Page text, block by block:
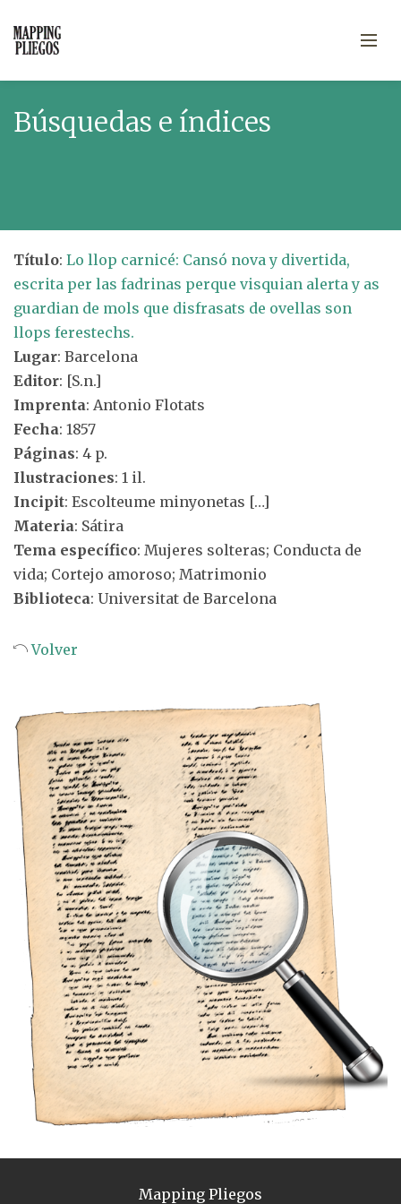
Búsquedas e índices
Título: Lo llop carnicé: Cansó nova y divertida,
escrita per las fadrinas perque visquian alerta y as
guardian de mols que disfrasats de ovellas son
llops ferestechs.
Lugar: Barcelona
Editor: [S.n.]
Imprenta: Antonio Flotats
Fecha: 1857
Páginas: 4 p.
Ilustraciones: 1 il.
Incipit: Escolteume minyonetas […]
Materia: Sátira
Tema específico: Mujeres solteras; Conducta de
vida; Cortejo amoroso; Matrimonio
Biblioteca: Universitat de Barcelona
Volver
Mapping Pliegos